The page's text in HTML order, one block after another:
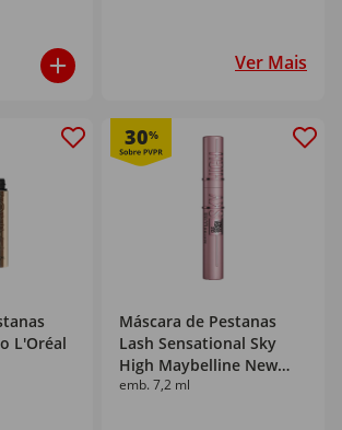
Ver Mais
L'Oréal
30%
Máscara de Pestanas
Lash Sensational Sky
High Maybelline New
York
emb. 7,2 ml